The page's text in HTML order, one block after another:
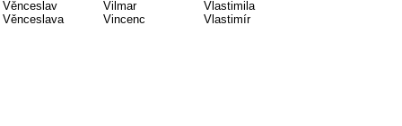
Věnceslav
Věnceslava
Vilmar
Vincenc
Vlastimila
Vlastimír